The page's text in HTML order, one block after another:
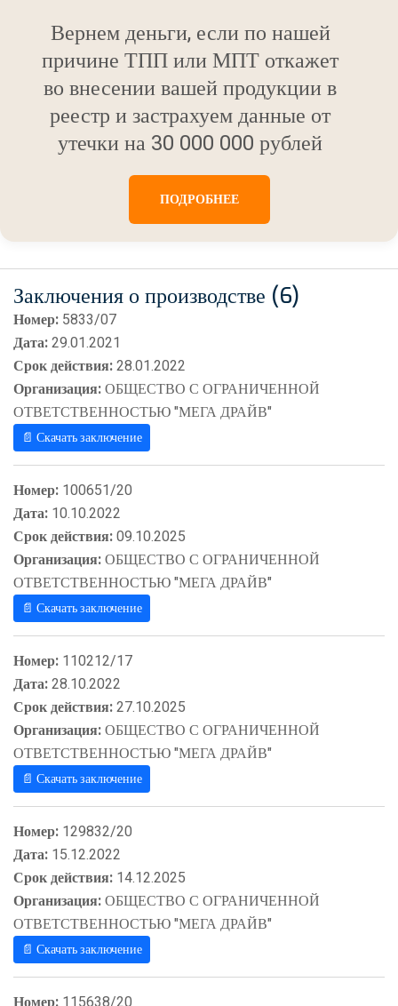
Вернем деньги, если по нашей
причине ТПП или МПТ откажет
во внесении вашей продукции в
реестр и застрахуем данные от
утечки на 30 000 000 рублей
ПОДРОБНЕЕ
Заключения о производстве (6)
Номер: 5833/07
Дата:29.01.2021
Срок действия:28.01.2022
Организация:ОБЩЕСТВО С ОГРАНИЧЕННОЙ
ОТВЕТСТВЕННОСТЬЮ "МЕГА ДРАЙВ"
📄 Скачать заключение
Номер: 100651/20
Дата: 10.10.2022
Срок действия:09.10.2025
Организация:ОБЩЕСТВО С ОГРАНИЧЕННОЙ
ОТВЕТСТВЕННОСТЬЮ "МЕГА ДРАЙВ"
📄 Скачать заключение
Номер: 110212/17
Дата:28.10.2022
Срок действия:27.10.2025
Организация:ОБЩЕСТВО С ОГРАНИЧЕННОЙ
ОТВЕТСТВЕННОСТЬЮ "МЕГА ДРАЙВ"
📄 Скачать заключение
Номер: 129832/20
Дата: 15.12.2022
Срок действия: 14.12.2025
Организация:ОБЩЕСТВО С ОГРАНИЧЕННОЙ
ОТВЕТСТВЕННОСТЬЮ "МЕГА ДРАЙВ"
📄 Скачать заключение